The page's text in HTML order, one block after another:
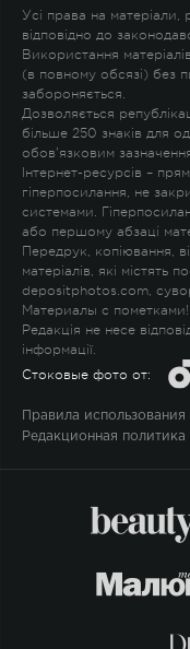
Усі права на матеріали,
відповідно до
Використання
(в повному обсязі) без
забороняється.
Дозволяється
більше 250 знаків для
обов'язковим
Інтернет-ресурсів –
гіперпосилання, не
системами.
або першому абзаці
Передрук, копіювання,
матеріалів, які
depositphotos.com,
Материалы с пометками!
Редакція не несе
інформації.
Стоковые фото от:
Правила использования
Редакционная политика